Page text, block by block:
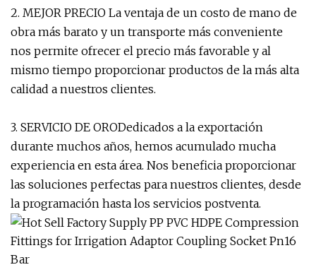
2. MEJOR PRECIO La ventaja de un costo de mano de
obra más barato y un transporte más conveniente
nos permite ofrecer el precio más favorable y al
mismo tiempo proporcionar productos de la más alta
calidad a nuestros clientes.
3. SERVICIO DE ORODedicados a la exportación
durante muchos años, hemos acumulado mucha
experiencia en esta área. Nos beneficia proporcionar
las soluciones perfectas para nuestros clientes, desde
la programación hasta los servicios postventa.